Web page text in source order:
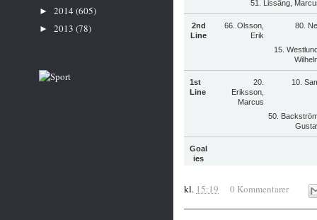
51. Lissäng,
2nd
Line
66. Olsson,
Erik
80.
15.
1st
Line
20.
Eriksson,
Marcus
10.
50.
Goal
ies
kl. 15:19 0 Kommentarer
► 2014 (605)
► 2013 (78)